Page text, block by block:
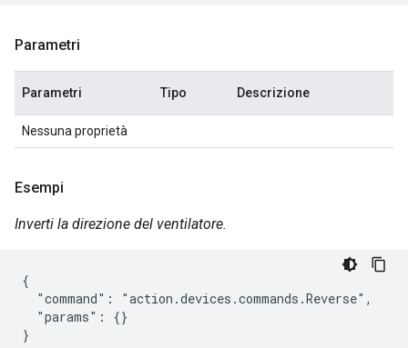
Parametri
Parametri Tipo Descrizione
Nessuna proprietà
Esempi
Inverti la direzione del ventilatore.
{
  "command": "action.devices.commands.Reverse",
  "params": {}
}